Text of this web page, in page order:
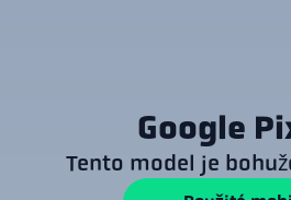
Google
Tento model je